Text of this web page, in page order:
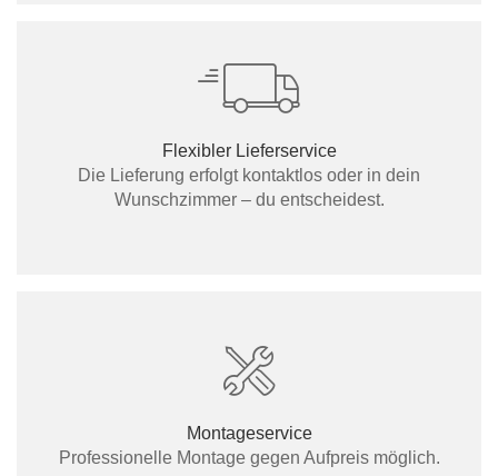
Flexibler Lieferservice
Die Lieferung erfolgt kontaktlos oder in dein
Wunschzimmer – du entscheidest.
Montageservice
Professionelle Montage gegen Aufpreis möglich.